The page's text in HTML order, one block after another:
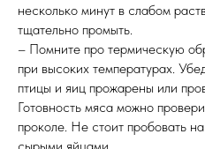
несколько минут в слабом
тщательно промыть.
– Помните про термическую
при высоких температурах.
птицы и яиц прожарены или
Готовность мяса можно
проколе. Не стоит пробовать